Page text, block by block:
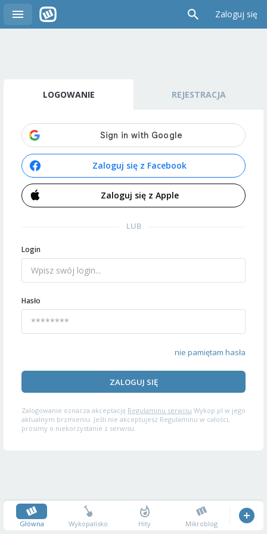
Zaloguj się
LOGOWANIE REJESTRACJA
Zaloguj się z Facebook
Zaloguj się z Apple
LUB
Login
Hasło
nie pamiętam hasła
ZALOGUJ SIĘ
Zalogowanie oznacza akceptację Regulaminu serwisu Wykop.pl w jego
aktualnym brzmieniu. Jeśli nie akceptujesz Regulaminu w całości,
prosimy o niekorzystanie z serwisu.
Główna Wykopalisko Hity Mikroblog